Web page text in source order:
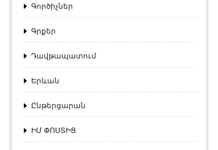
Գործիչներ
Գրքեր
Դավթապատում
Երևան
Ընթերցարան
ԻՄ ՓՈՍՏԻՑ